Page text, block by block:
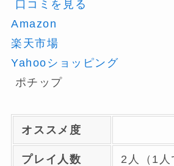
口コミを見る
Amazon
楽天市場
Yahooショッピング
ポチップ
オススメ度
プレイ人数 2人（1人